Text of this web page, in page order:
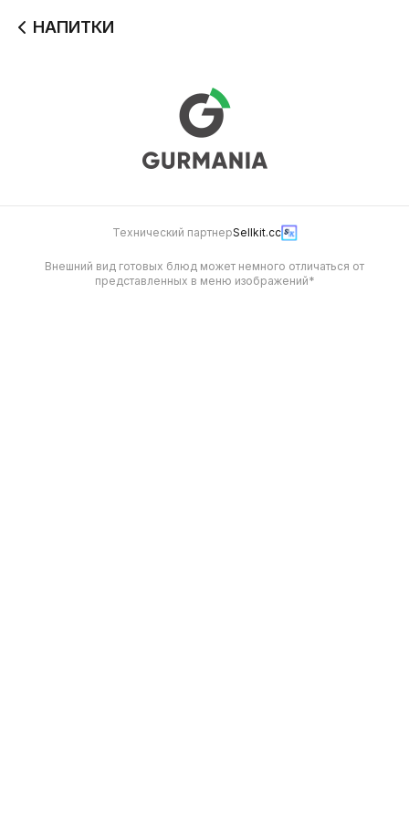
НАПИТКИ
Технический партнерSellkit.cc
Внешний вид готовых блюд может немного отличаться от
представленных в меню изображений*